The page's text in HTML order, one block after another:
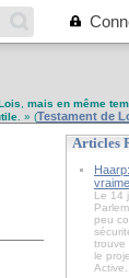
mais en même
. » (Testament de
Articles
Le 14
peu
trouve
le
Active...